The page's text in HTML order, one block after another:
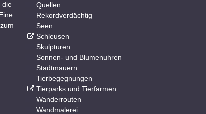
die
Quellen
Rekordverdächtig
Seen
Schleusen
Skulpturen
Sonnen- und Blumenuhren
Stadtmauern
Tierbegegnungen
Tierparks und Tierfarmen
Wanderrouten
Wandmalerei